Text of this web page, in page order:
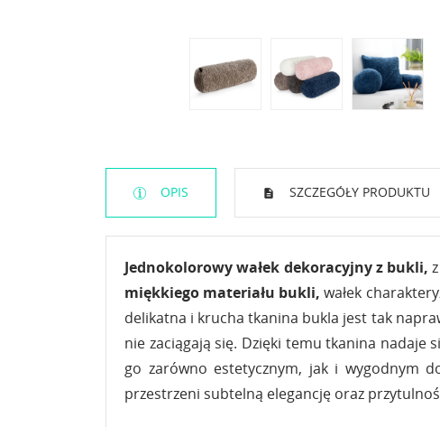
OPIS SZCZEGÓŁY PRODUKTU
Jednokolorowy wałek dekoracyjny z bukli,
miękkiego materiału bukli,wałek
delikatna i krucha tkanina bukla jest tak
nie zaciągają się. Dzięki temu tkanina nadaje
go zarówno estetycznym, jak i wygodnym
przestrzeni subtelną elegancję oraz